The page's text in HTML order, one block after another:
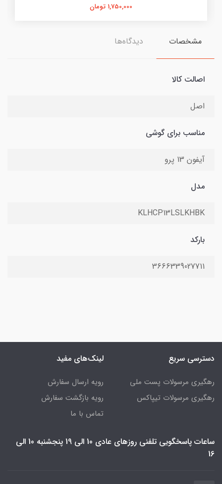
1,750,000 تومان
مشخصات دیدگاه‌ها
اصالت کالا
اصل
مناسب برای گوشی
آیفون 13 پرو
مدل
KLHCP13LSLKHBK
بارکد
3666339027711
دسترسی سریع
رهگیری مرسولات پست ملی
رهگیری مرسولات تیپاکس
لینک‌های مفید
رویه ارسال سفارش
رویه بازگشت سفارش
تماس با ما
ساعات پاسخگویی تلفنی روزهای عادی 10 الی 19 پنجشنبه 10 الی
16